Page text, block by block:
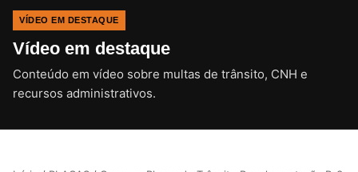
VÍDEO EM DESTAQUE
Vídeo em destaque
Conteúdo em vídeo sobre multas de trânsito, CNH e
recursos administrativos.CLIQUE PARA ATIVAR O SOM